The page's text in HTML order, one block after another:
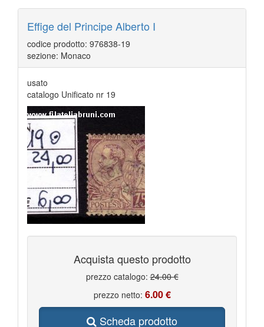
Effige del Principe Alberto I
codice prodotto: 976838-19
sezione: Monaco
usato
catalogo Unificato nr 19
Acquista questo prodotto
prezzo catalogo:24.00 €
prezzo netto: 6.00 €
Scheda prodotto